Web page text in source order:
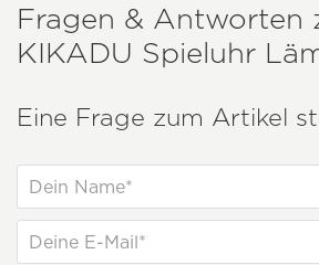
Fragen & Antworten
KIKADU Spieluhr
Eine Frage zum Artikel